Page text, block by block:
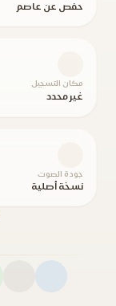
حفص عن عاصم
مكان التسجيل
غير محدد
جودة الصوت
نسخة أصلية